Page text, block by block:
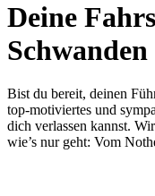
Deine
Bist du bereit, deinen
top-motiviertes und
dich verlassen kannst.
wie’s nur geht: Vom